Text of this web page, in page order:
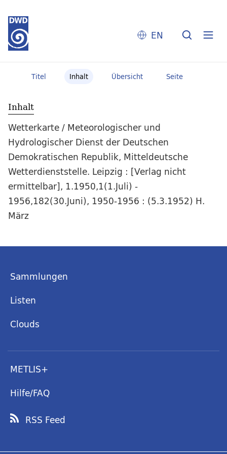
EN
Titel Inhalt Übersicht Seite
Inhalt
Wetterkarte / Meteorologischer und
Hydrologischer Dienst der Deutschen
Demokratischen Republik, Mitteldeutsche
Wetterdienststelle. Leipzig : [Verlag nicht
ermittelbar], 1.1950,1(1.Juli) -
1956,182(30.Juni), 1950-1956 : (5.3.1952) H.
März
Sammlungen
Listen
Clouds
METLIS+
Hilfe/FAQ
RSS Feed